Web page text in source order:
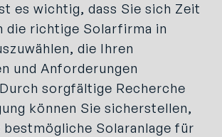
es wichtig, dass Sie sich Zeit
die richtige Solarfirma in
die Ihren
und Anforderungen
sorgfältige Recherche
können Sie sicherstellen,
bestmögliche Solaranlage für